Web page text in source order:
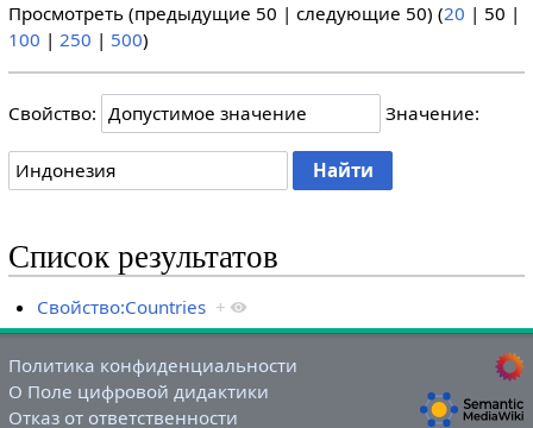
Просмотреть (предыдущие 50 | следующие 50) (20 | 50 |
100 | 250 | 500)
Свойство: Значение:
Список результатов
Свойство:Countries +
Политика конфиденциальности
О Поле цифровой дидактики
Отказ от ответственности